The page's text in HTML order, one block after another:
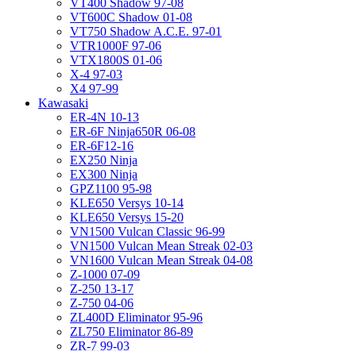
VT400 Shadow 97-08
VT600C Shadow 01-08
VT750 Shadow A.C.E. 97-01
VTR1000F 97-06
VTX1800S 01-06
X-4 97-03
X4 97-99
Kawasaki
ER-4N 10-13
ER-6F Ninja650R 06-08
ER-6F12-16
EX250 Ninja
EX300 Ninja
GPZ1100 95-98
KLE650 Versys 10-14
KLE650 Versys 15-20
VN1500 Vulcan Classic 96-99
VN1500 Vulcan Mean Streak 02-03
VN1600 Vulcan Mean Streak 04-08
Z-1000 07-09
Z-250 13-17
Z-750 04-06
ZL400D Eliminator 95-96
ZL750 Eliminator 86-89
ZR-7 99-03